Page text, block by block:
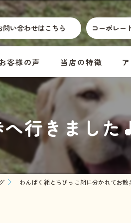
問い合わせはこちら コーポレー
客様の声 当店の特徴
散歩代行
介護
訪問
預かり
行きました
わんぱく組とちびっこ組に分かれてお散